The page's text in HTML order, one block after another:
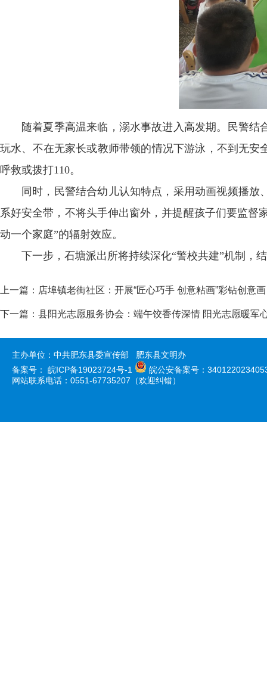
随着夏季高温来临，溺水事故进入高发期。民警
玩水、不在无家长或教师带领的情况下游泳，不到无
呼救或拨打110。
同时，民警结合幼儿认知特点，采用动画视频播
系好安全带，不将头手伸出窗外，并提醒孩子们要监督
动一个家庭”的辐射效应。
下一步，石塘派出所将持续深化“警校共建”机制，
上一篇： 店埠镇老街社区：开展“匠心巧手 创意粘画”彩钻创意
下一篇： 县阳光志愿服务协会：端午饺香传深情 阳光志愿暖军
主办单位：中共肥东县委宣传部 肥东县文明办
备案号： 皖ICP备19023724号-1
皖公安备案号：
网站联系电话：0551-67735207（欢迎纠错）